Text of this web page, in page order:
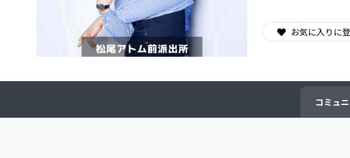
映像・映画
ビジネス・起業
ソーシャル
チャレンジ
CAMPFIRE
お気に入りに
コミュ